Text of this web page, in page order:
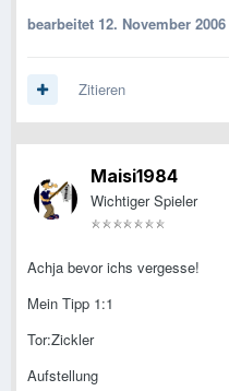
bearbeitet 12. November 2006
Zitieren
Maisi1984
Wichtiger Spieler
Achja bevor ichs vergesse!
Mein Tipp 1:1
Tor:Zickler
Aufstellung